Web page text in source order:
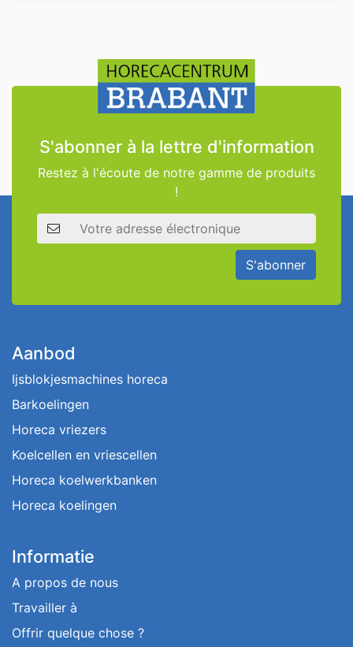
S'abonner à la lettre d'information
Restez à l'écoute de notre gamme de produits
!
Adresse électronique
S'abonner
Aanbod
Ijsblokjesmachines horeca
Barkoelingen
Horeca vriezers
Koelcellen en vriescellen
Horeca koelwerkbanken
Horeca koelingen
Informatie
A propos de nous
Travailler à
Offrir quelque chose ?